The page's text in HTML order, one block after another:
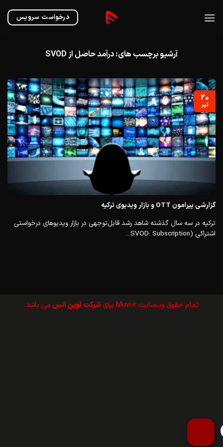
درخواست سرویس
آرشیو برچسب های:درآمد حاصل از SVOD
گزارشی پیرامون OTT و بازار ویدیوی ترکیه
ترکیه در سه سال گذشته شاهد رشد قابل‌توجهی در بازار ویدیوهای درخواستی
اشتراکی (SVOD: Subscription...
۲۰
تیر
تمام حقوق وب‌سايت Muvi.ir برای شرکت آوین انس می باشد.